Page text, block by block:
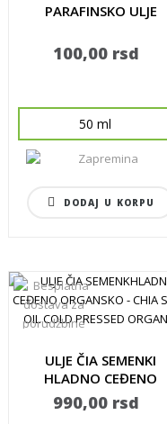
PARAFINSKO ULJE
100,00 rsd
DODAJ U KORPU
ULJE ČIA SEMENKI
HLADNO CEĐENO
ORGANSKO -...
990,00 rsd